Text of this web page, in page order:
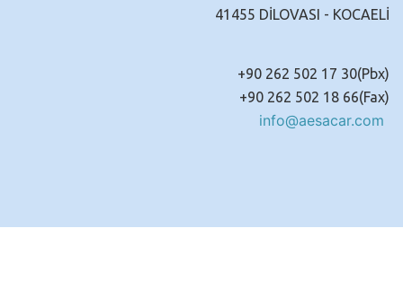
41455 DİLOVASI - KOCAELİ
+90 262 502 17 30(Pbx)
+90 262 502 18 66(Fax)
info@aesacar.com